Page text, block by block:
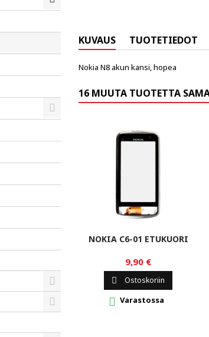
Toggle
Toggle
Toggle
KUVAUS TUOTETIEDOT
Nokia N8 akun kansi, hopea
16 MUUTA TUOTETTA
NOKIA C6-01 ETUKUORI
9,90 €
 Ostoskoriin
 Varastossa